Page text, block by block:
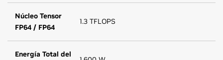
Núcleo Tensor
FP64 / FP64
1.3 TFLOPS
Energía Total del